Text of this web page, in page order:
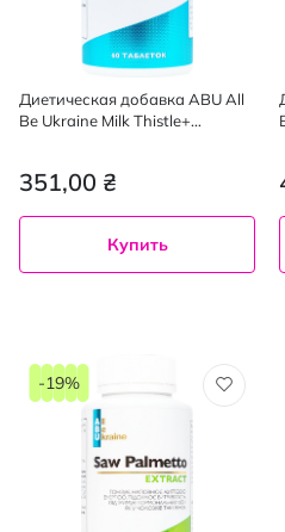
Диетическая добавка ABU All
Be Ukraine Milk Thistle+
витаминами группы B, 60 шт.
351,00 ₴
Купить
-19%